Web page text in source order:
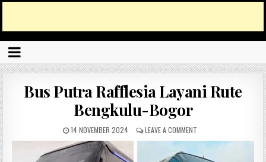
Bus Putra Rafflesia Layani Rute
Bengkulu-Bogor
14 NOVEMBER 2024 LEAVE A COMMENT